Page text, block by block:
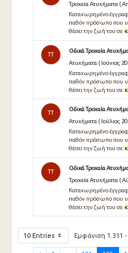
Τροχαία Ατυχήματα (
Καταχωρημένο
παθόν πρόσωπο που
θέσει την ζωή του σε
TT
Οδικά Τροχαία
Ατυχήματα ( Ιούνιος
Καταχωρημένο
παθόν πρόσωπο που
θέσει την ζωή του σε
TT
Οδικά Τροχαία
Ατυχήματα ( Ιούλιος
Καταχωρημένο
παθόν πρόσωπο που
θέσει την ζωή του σε
TT
Οδικά Τροχαία
Τροχαία Ατυχήματα (
Καταχωρημένο
παθόν πρόσωπο που
θέσει την ζωή του σε
10 Entries Εμφάνιση 1.311